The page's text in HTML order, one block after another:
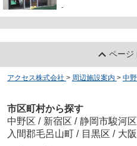
-
ページ
アクセス株式会社 > 周辺施設案内 > 中
市区町村から探す
中野区 / 新宿区 / 静岡市駿河区
入間郡毛呂山町 / 目黒区 / 大